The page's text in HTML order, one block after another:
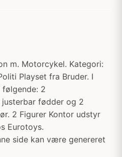
m. Motorcykel. Kategori:
Playset fra Bruder. I
2
justerbar fødder og 2
2 Figurer Kontor udstyr
Eurotoys.
side kan være genereret